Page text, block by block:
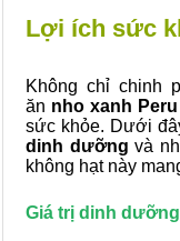
Lợi ích sức
Không chỉ chinh
ăn nho xanh Peru
sức khỏe. Dưới
dinh dưỡng và
không hạt này
Giá trị dinh